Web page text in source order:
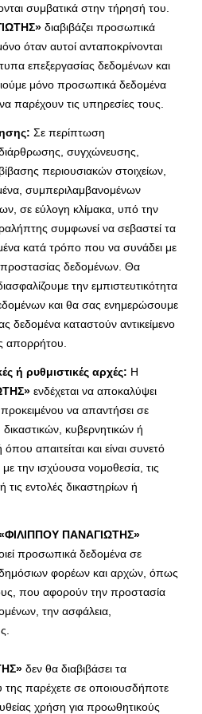
συμβατικά στην τήρησή του.
διαβιβάζει προσωπικά
όταν αυτοί ανταποκρίνονται
επεξεργασίας δεδομένων και
μόνο προσωπικά δεδομένα
παρέχουν τις υπηρεσίες τους.
Σε περίπτωση
συγχώνευσης,
περιουσιακών στοιχείων,
συμπεριλαμβανομένων
σε εύλογη κλίμακα, υπό την
συμφωνεί να σεβαστεί τα
κατά τρόπο που να συνάδει με
προστασίας δεδομένων. Θα
την εμπιστευτικότητα
και θα σας ενημερώσουμε
δεδομένα καταστούν αντικείμενο
απορρήτου.
ή ρυθμιστικές αρχές: H
ενδέχεται να αποκαλύψει
να απαντήσει σε
κυβερνητικών ή
απαιτείται και είναι συνετό
την ισχύουσα νομοθεσία, τις
τις εντολές δικαστηρίων ή
ΠΑΝΑΓΙΩΤΗΣ»
προσωπικά δεδομένα σε
φορέων και αρχών, όπως
που αφορούν την προστασία
την ασφάλεια,
δεν θα διαβιβάσει τα
παρέχετε σε οποιουσδήποτε
χρήση για προωθητικούς